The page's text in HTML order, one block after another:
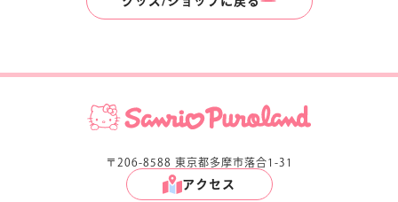
〒206-8588 東京都多摩市落合1-31
アクセス